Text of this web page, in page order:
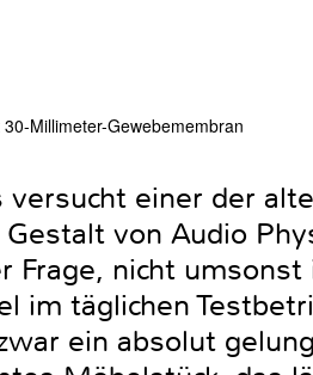
Millimeter-Gewebemembran
einer der
von Audio
Frage, nicht
im täglichen
ein absolut